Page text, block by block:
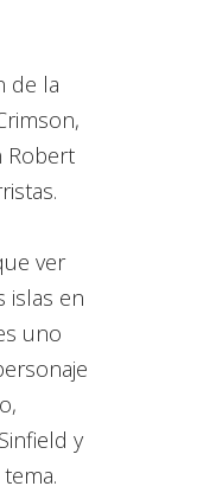
de la
Robert
ver
islas en
uno
y